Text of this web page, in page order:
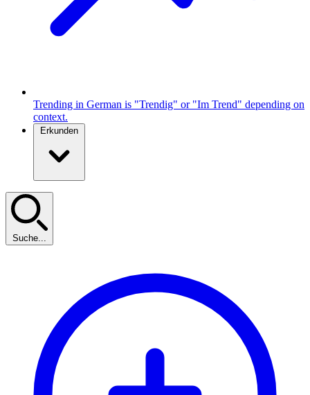
Trending in German is "Trendig" or "Im Trend" depending on
context.
Erkunden
Suche...